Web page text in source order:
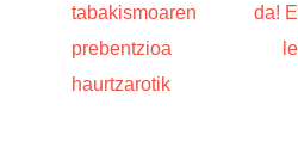
tabakismoaren
prebentzioa
haurtzarotik
da!